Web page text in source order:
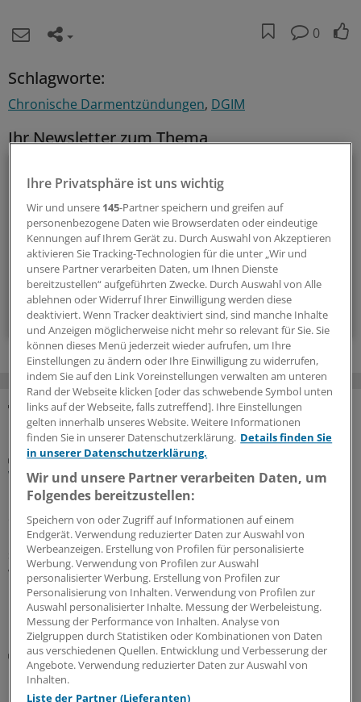
0
Schlagworte:
Chronische Darmentzündungen DGIM
Ihr Newsletter zum Thema
Gastroenterologie
Wissenswertes aus der Gastroenterologie finden Sie in
diesem Newsletter regelmäßig kompakt zusammengestellt.
alle 3 Wochen (Donnerstag)
Zum Abonnieren bitte anmelden
MEHR ZUM THEMA
Dissens in Bezug auf Wirksamkeit
Wem oder wogegen helfen Probiotika?
Probiotika sind kein nutzloser Unsinn – aber weit
entfernt von dem, was die Werbung verspricht. Es ist
nur für eine Handvoll Beschwerden nachgewiesen, dass
sie helfen. Welche Präparate nützen und was Patienten
womöglich mehr hilft, um ihr Mikrobiom zu stärken.
19.06.2026
IL-23-Inhibitoren, JAK-Inhibitoren, S1P-Modulatoren
Morbus Crohn & Colitis ulcerosa: Das sollten Sie
bei der Anwendung neuerer Medikamente
Ihre Privatsphäre ist uns wichtig
Wir und unsere 145-Partner speichern und greifen auf
personenbezogene Daten wie Browserdaten oder eindeutige
Kennungen auf Ihrem Gerät zu. Durch Auswahl von Akzeptieren
aktivieren Sie Tracking-Technologien für die unter „Wir und
unsere Partner verarbeiten Daten, um Ihnen Dienste
bereitzustellen“ aufgeführten Zwecke. Durch Auswahl von Alle
ablehnen oder Widerruf Ihrer Einwilligung werden diese
deaktiviert. Wenn Tracker deaktiviert sind, sind manche Inhalte
und Anzeigen möglicherweise nicht mehr so relevant für Sie. Sie
können dieses Menü jederzeit wieder aufrufen, um Ihre
Einstellungen zu ändern oder Ihre Einwilligung zu widerrufen,
indem Sie auf den Link Voreinstellungen verwalten am unteren
Rand der Webseite klicken [oder das schwebende Symbol unten
links auf der Webseite, falls zutreffend]. Ihre Einstellungen
gelten innerhalb unseres Website. Weitere Informationen
finden Sie in unserer Datenschutzerklärung. Details finden Sie
in unserer Datenschutzerklärung.
Wir und unsere Partner verarbeiten Daten, um
Folgendes bereitzustellen:
Speichern von oder Zugriff auf Informationen auf einem
Endgerät. Verwendung reduzierter Daten zur Auswahl von
Werbeanzeigen. Erstellung von Profilen für personalisierte
Werbung. Verwendung von Profilen zur Auswahl
personalisierter Werbung. Erstellung von Profilen zur
Personalisierung von Inhalten. Verwendung von Profilen zur
Auswahl personalisierter Inhalte. Messung der Werbeleistung.
Messung der Performance von Inhalten. Analyse von
Zielgruppen durch Statistiken oder Kombinationen von Daten
aus verschiedenen Quellen. Entwicklung und Verbesserung der
Angebote. Verwendung reduzierter Daten zur Auswahl von
Inhalten.
Liste der Partner (Lieferanten)